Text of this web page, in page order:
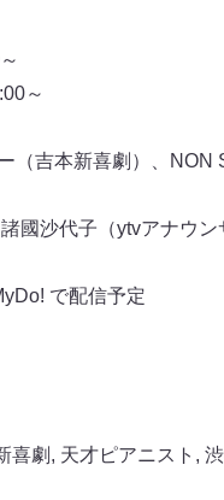
～
（吉本新喜劇）、
國沙代子（ytvアナウン
で配信予定
喜劇 , 天才ピアニスト ,